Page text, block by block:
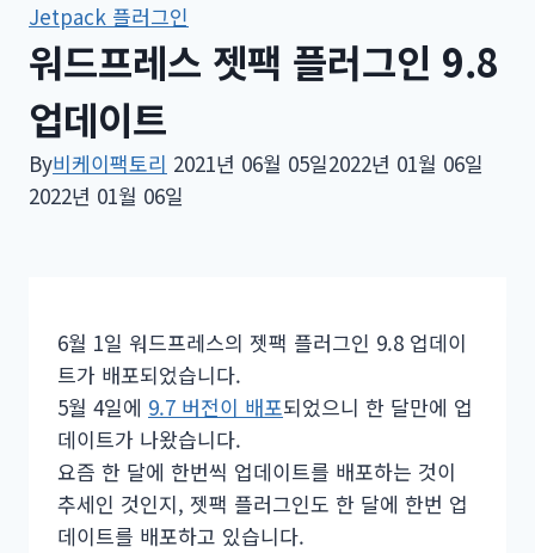
Jetpack 플러그인
워드프레스 젯팩 플러그인 9.8
업데이트
By비케이팩토리 2021년 06월 05일2022년 01월 06일
2022년 01월 06일
6월 1일 워드프레스의 젯팩 플러그인 9.8 업데이
트가 배포되었습니다.
5월 4일에 9.7 버전이 배포되었으니 한 달만에 업
데이트가 나왔습니다.
요즘 한 달에 한번씩 업데이트를 배포하는 것이
추세인 것인지, 젯팩 플러그인도 한 달에 한번 업
데이트를 배포하고 있습니다.